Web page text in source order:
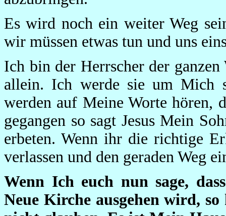
Es wird noch ein weiter Weg
wir müssen etwas tun und uns
Ich bin der Herrscher der
allein. Ich werde sie um Mich
werden auf Meine Worte hören,
gegangen so sagt Jesus Mein
erbeten. Wenn ihr die richtige
verlassen und den geraden Weg
Wenn Ich euch nun sage,
Neue Kirche ausgehen wird,